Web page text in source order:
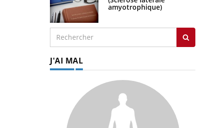
amyotrophique)
J'AI MAL